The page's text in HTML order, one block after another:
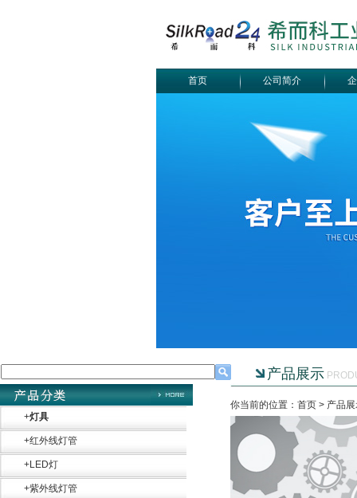
首页 公司简介
+灯具
+红外线灯管
+LED灯
+紫外线灯管
产品展示
你当前的位置：首页 > 产品